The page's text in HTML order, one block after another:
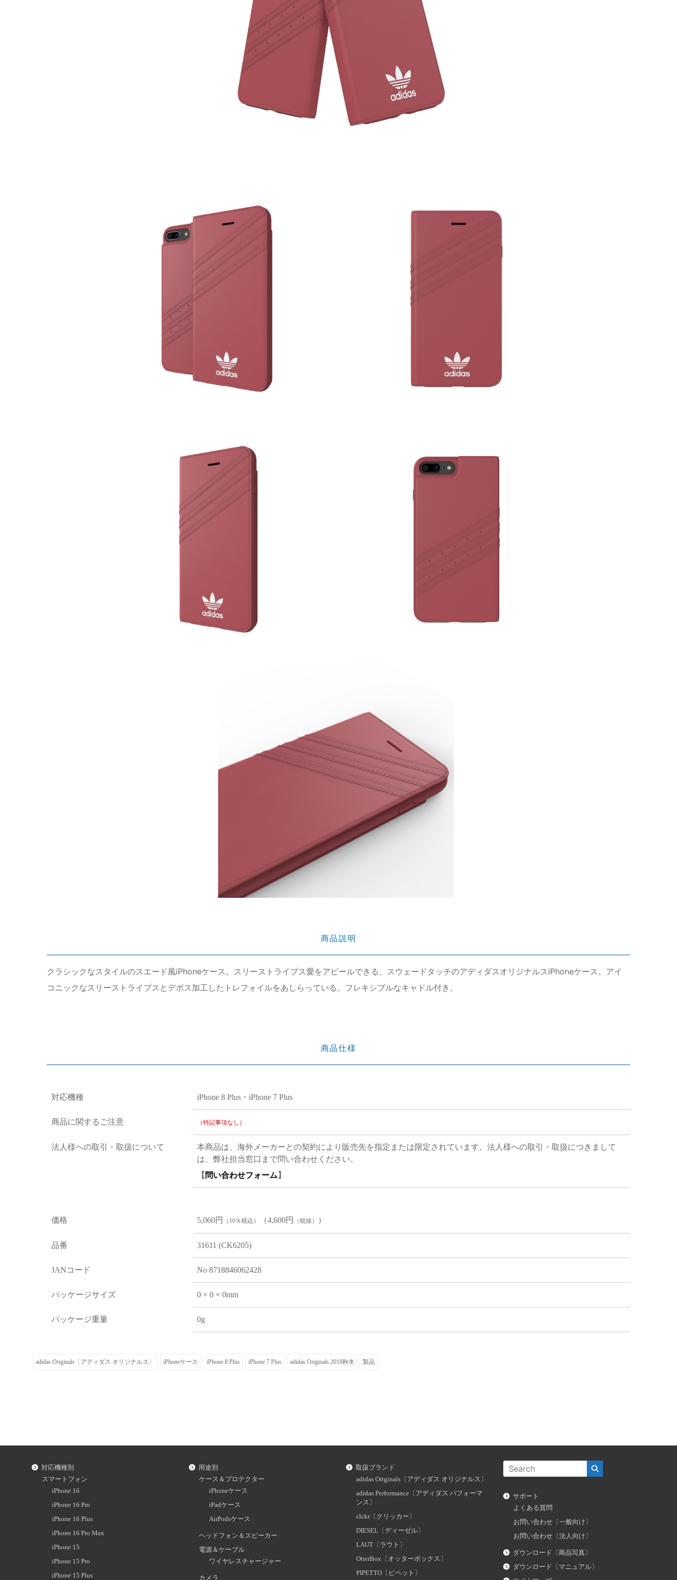
商品説明
クラシックなスタイルのスエード風iPhoneケース。スリーストライプス愛をアピールできる、スウェードタッチのアディダスオリジナルスiPhoneケース。アイ
コニックなスリーストライプスとデボス加工したトレフォイルをあしらっている。フレキシブルなキャドル付き。
商品仕様
対応機種 iPhone 8 Plus・iPhone 7 Plus
商品に関するご注意 （特記事項なし）
法人様への取引・取扱について
本商品は、海外メーカーとの契約により販売先を指定または限定されています。法人様への取引・取扱につきまして
は、弊社担当窓口まで問い合わせください。
【 問い合わせフォーム 】
価格 5,060円 （10％税込） （4,600円 （税抜） ）
品番 31611 (CK6205)
JANコード No 8718846062428
パッケージサイズ 0 × 0 × 0mm
パッケージ重量 0g
adidas Originals〔アディダス オリジナルス〕 iPhoneケース iPhone 8 Plus iPhone 7 Plus adidas Originals 2018秋冬 製品
対応機種別
スマートフォン
iPhone 16
iPhone 16 Pro
iPhone 16 Plus
iPhone 16 Pro Max
iPhone 15
iPhone 15 Pro
iPhone 15 Plus
用途別
ケース＆プロテクター
iPhoneケース
iPadケース
AirPodsケース
ヘッドフォン＆スピーカー
電源＆ケーブル
ワイヤレスチャージャー
カメラ
取扱ブランド
adidas Originals〔アディダス オリジナルス〕
adidas Performance〔アディダス パフォーマ
ンス〕
clckr〔クリッカー〕
DIESEL〔ディーゼル〕
LAUT〔ラウト〕
OtterBox〔オッターボックス〕
PIPETTO〔ピペット〕
サポート
よくある質問
お問い合わせ〔一般向け〕
お問い合わせ〔法人向け〕
ダウンロード〔商品写真〕
ダウンロード〔マニュアル〕